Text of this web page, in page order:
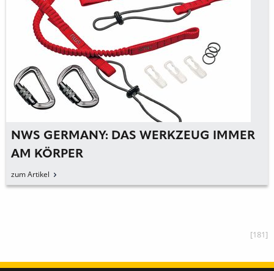
NWS GERMANY: DAS WERKZEUG IMMER
AM KÖRPER
zum Artikel
[181]